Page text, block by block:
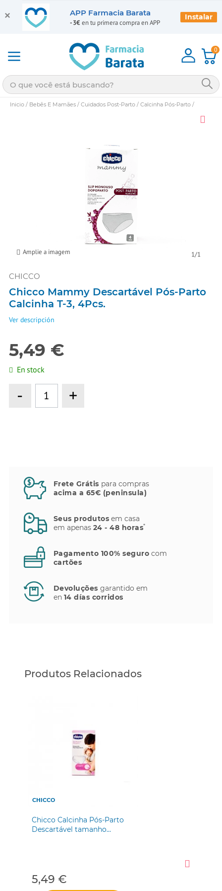
0
Inicio / Bebês E Mamães / Cuidados Post-Parto / Calcinha Pós-Parto /
1/1
Amplie a imagem
CHICCO
Chicco Mammy Descartável Pós-Parto
Calcinha T-3, 4Pcs.
Ver descripción
5,49 €
En stock
- +
Frete Grátis para compras
acima a 65€ (peninsula)
Seus produtos em casa
em apenas 24 - 48 horas*
Pagamento 100% seguro com
cartões
Devoluções garantido em
en 14 días corridos
Produtos Relacionados
CHICCO
Chicco Calcinha Pós-Parto
Descartável tamanho...
5,49 €
APP Farmacia Barata
-3€ en tu primera compra en APP
Instalar